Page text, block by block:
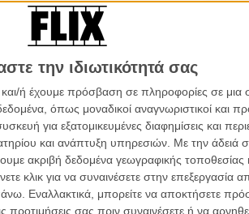
την ιδιωτικότητά σας
και/ή έχουμε πρόσβαση σε πληροφορίες σε
όπως μοναδικοί αναγνωριστικοί και
για εξατομικευμένες διαφημίσεις και
και ανάπτυξη υπηρεσιών. Με την άδειά
ακριβή δεδομένα γεωγραφικής τοποθεσίας
κλικ για να συναινέσετε στην επεξεργασία
Εναλλακτικά, μπορείτε να αποκτήσετε
προτιμήσεις σας πριν συναινέσετε ή να
στο Διαγωνιστικό Τμήμα της
Φεστιβάλ Καννών,
του ολοένα και πιο
Θεσσαλονίκη, ο Σέσαρ
τη φύση που κατοικείται από
να αξιοποιήσεις τον πόνο